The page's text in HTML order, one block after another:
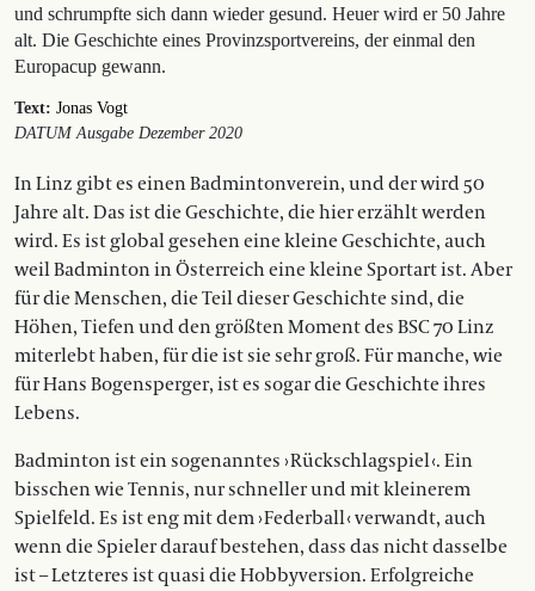
und schrumpfte sich dann wieder gesund. Heuer wird er 50 Jahre
alt. Die Geschichte eines Provinzsportvereins, der einmal den
Europacup gewann.
Text: Jonas Vogt
DATUM Ausgabe Dezember 2020
In Linz gibt es einen Badminton­verein, und der wird 50
Jahre alt. Das ist die Geschichte, die hier erzählt werden
wird. Es ist global gesehen eine kleine Geschichte, auch
weil Badminton in Österreich eine kleine Sportart ist. Aber
für die Menschen, die Teil dieser Geschichte sind, die
Höhen, Tiefen und den größten Moment des BSC 70 Linz
miterlebt haben, für die ist sie sehr groß. Für manche, wie
für Hans Bogensperger, ist es sogar die Geschichte ihres
Lebens.
Badminton ist ein sogenanntes › Rück­schlagspiel ‹. Ein
bisschen wie Tennis, nur schneller und mit kleinerem
Spielfeld. Es ist eng mit dem › Federball ‹ verwandt, auch
wenn die Spieler darauf bestehen, dass das nicht dasselbe
ist – Letzteres ist quasi die Hobbyversion. Erfolgreiche